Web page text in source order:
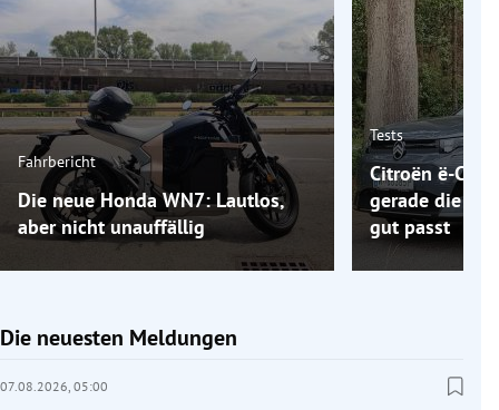
Fahrbericht
Die neue Honda WN7: Lautlos,
aber nicht unauffällig
Tests
Citroën ë-C5
gerade die
gut passt
Die neuesten Meldungen
07.08.2026, 05:00